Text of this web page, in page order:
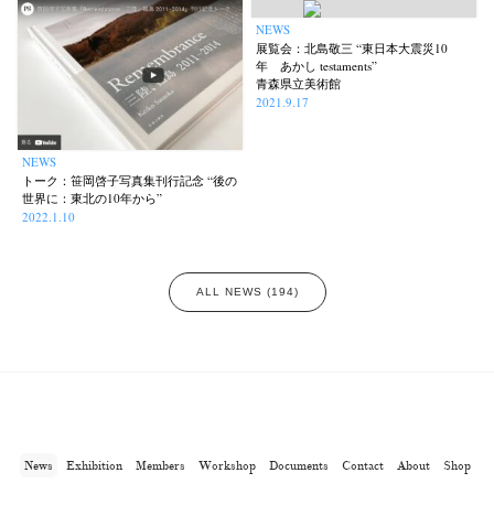
NEWS
トーク：笹岡啓子写真集刊行記念 “後の
世界に：東北の10年から”
2022.1.10
NEWS
展覧会：北島敬三 “東日本大震災10
年 あかし testaments”
青森県立美術館
2021.9.17
ALL NEWS (194)
News Exhibition Members Workshop Documents Contact About Shop